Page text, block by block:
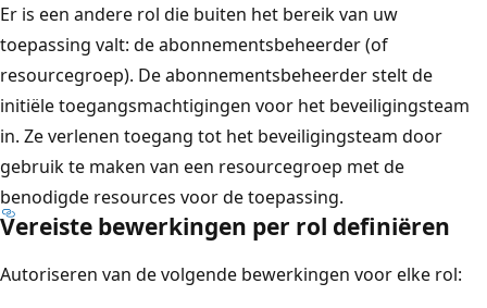
Er is een andere rol die buiten het bereik van uw
toepassing valt: de abonnementsbeheerder (of
resourcegroep). De abonnementsbeheerder stelt de
initiële toegangsmachtigingen voor het beveiligingsteam
in. Ze verlenen toegang tot het beveiligingsteam door
gebruik te maken van een resourcegroep met de
benodigde resources voor de toepassing.
Vereiste bewerkingen per rol definiëren
Autoriseren van de volgende bewerkingen voor elke rol: